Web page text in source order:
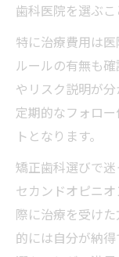
歯科医院を選ぶこ
特に治療費用は
ルールの有無も
やリスク説明が
定期的なフォロ
トとなります。
矯正歯科選びで
セカンドオピニ
際に治療を受け
的には自分が納